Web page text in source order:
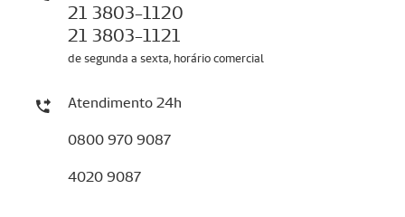
21 3803-1120
21 3803-1121
de segunda a sexta, horário comercial
Atendimento 24h
0800 970 9087
4020 9087